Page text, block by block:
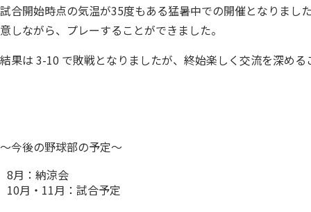
試合開始時点の気温が35度もある猛暑中での開催となりまし
意しながら、プレーすることができました。
結果は 3-10 で敗戦となりましたが、終始楽しく交流を深め
～今後の野球部の予定～
8月：納涼会
10月・11月：試合予定